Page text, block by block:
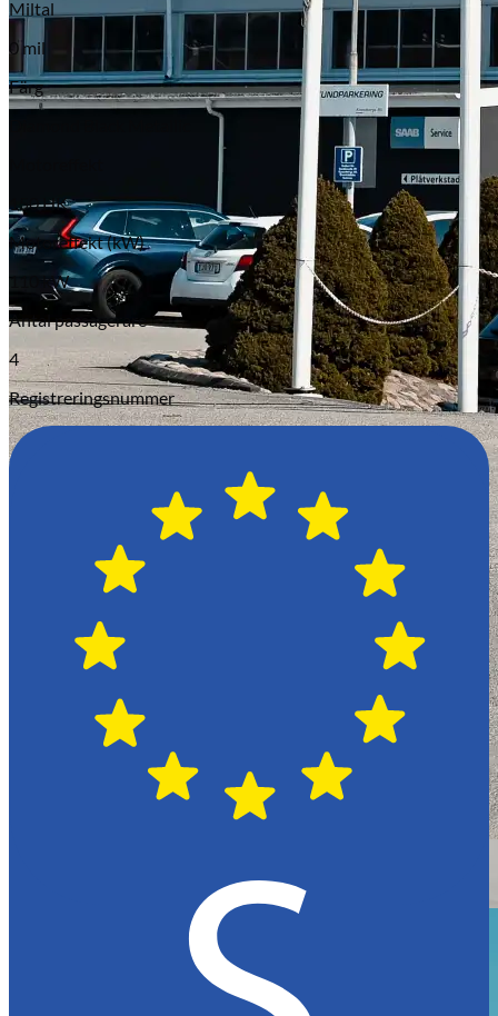
Miltal
0 mil
Färg
150 HK
Motoreffekt (kW)
110 kW
Antal passagerare
4
Registreringsnummer